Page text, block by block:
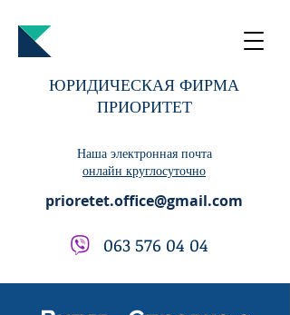
prioretet.office@gmail.com
Наша электронная почта
онлайн круглосуточно
063 576 04 04
ЮРИДИЧЕСКАЯ ФИРМА
ПРИОРИТЕТ